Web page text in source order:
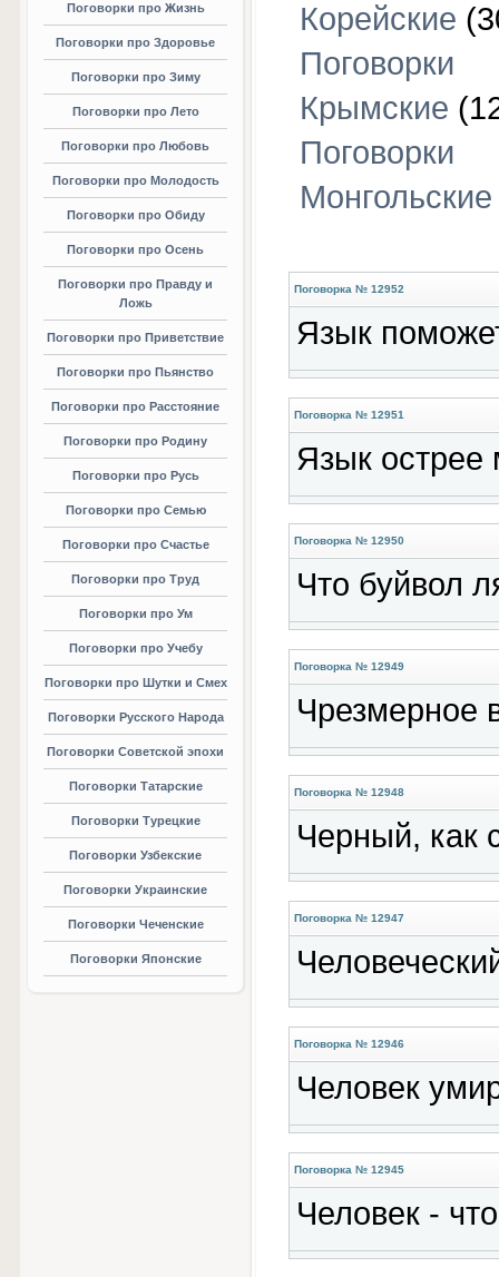
Поговорки про Жизнь
Поговорки про Здоровье
Поговорки про Зиму
Поговорки про Лето
Поговорки про Любовь
Поговорки про Молодость
Поговорки про Обиду
Поговорки про Осень
Поговорки про Правду и
Ложь
Поговорки про Приветствие
Поговорки про Пьянство
Поговорки про Расстояние
Поговорки про Родину
Поговорки про Русь
Поговорки про Семью
Поговорки про Счастье
Поговорки про Труд
Поговорки про Ум
Поговорки про Учебу
Поговорки про Шутки и Смех
Поговорки Русского Народа
Поговорки Советской эпохи
Поговорки Татарские
Поговорки Турецкие
Поговорки Узбекские
Поговорки Украинские
Поговорки Чеченские
Поговорки Японские
Корейские
Поговорки
Крымские
Поговорки
Монгольские
Поговорка № 12952
Язык
Поговорка № 12951
Язык острее
Поговорка № 12950
Что буйвол
Поговорка № 12949
Чрезмерное
Поговорка № 12948
Черный, как
Поговорка № 12947
Поговорка № 12946
Человек
Поговорка № 12945
Человек -